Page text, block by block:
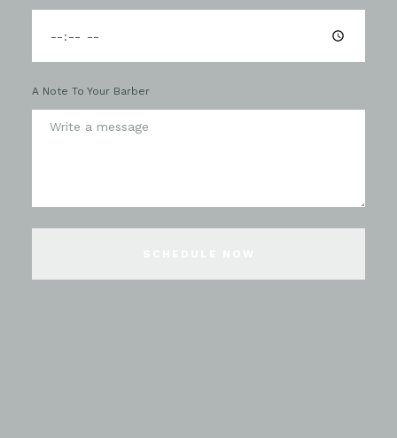
A Note To Your Barber